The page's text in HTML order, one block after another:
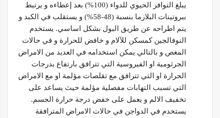
يبلغ التوافر الحيوي للدواء (100%) بعد إعطاءه و يرتبط
ببروتينات البلازما بنسبة (48-58%) و يستقلب في الكبد و
يتم اطراحه عن طريق البول بشكل اساسي. يستخدم
النوفالجين كمسكن للآلام و خافض للحرارة و في حالات
المغص و بالتالي يمكن استخدامه في العديد من الامراض
الجرثومية او الفيروسية التي تترافق بارتفاع بدرجات
الحرارة او التي تترافق مع تقلصات مؤلمة او مع الامراض
التي تسبب التهابات مفصلية مؤلمة حيث يساعد على
تخفيف الالم و يعمل على خفض درجة حرارة الجسم.
يستخدم في الدواجن في حالات الامراض المترافقة